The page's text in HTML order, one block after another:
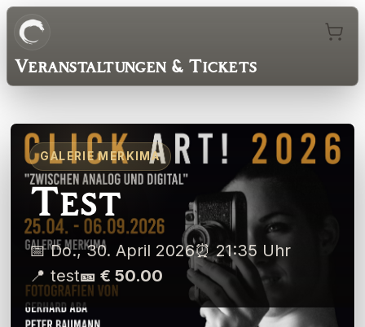
Veranstaltungen & Tickets
GALERIE MERKIMA
Test
📅Do., 30. April 2026⏰21:35 Uhr
📍 test🎫 € 50.00